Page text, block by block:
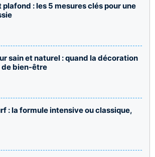
: les 5 mesures clés pour une
sain et naturel : quand la décoration
bien-être
: la formule intensive ou classique,